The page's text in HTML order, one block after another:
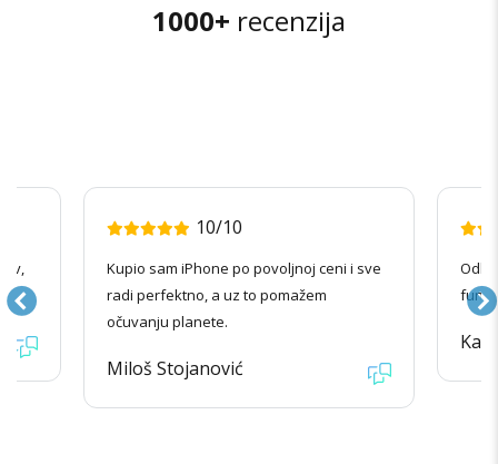
1000+ recenzija
10/10
Odlična usluga i kvalitetan telefon koji
funkcioniše kao da je nov.